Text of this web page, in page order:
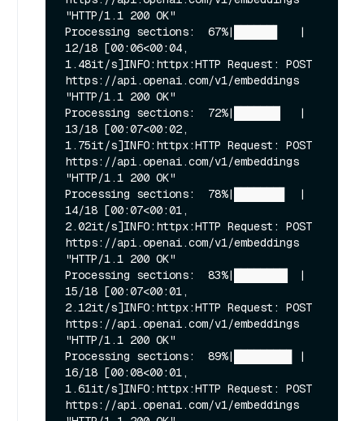
"HTTP/1.1 200 OK"
Processing sections:  67%|██████▋   |
12/18 [00:06<00:04,
1.48it/s]INFO:httpx:HTTP Request: POST
https://api.openai.com/v1/embeddings
"HTTP/1.1 200 OK"
Processing sections:  72%|███████▏  |
13/18 [00:07<00:02,
1.75it/s]INFO:httpx:HTTP Request: POST
https://api.openai.com/v1/embeddings
"HTTP/1.1 200 OK"
Processing sections:  78%|███████▊  |
14/18 [00:07<00:01,
2.02it/s]INFO:httpx:HTTP Request: POST
https://api.openai.com/v1/embeddings
"HTTP/1.1 200 OK"
Processing sections:  83%|████████▎ |
15/18 [00:07<00:01,
2.12it/s]INFO:httpx:HTTP Request: POST
https://api.openai.com/v1/embeddings
"HTTP/1.1 200 OK"
Processing sections:  89%|████████▉ |
16/18 [00:08<00:01,
1.61it/s]INFO:httpx:HTTP Request: POST
https://api.openai.com/v1/embeddings